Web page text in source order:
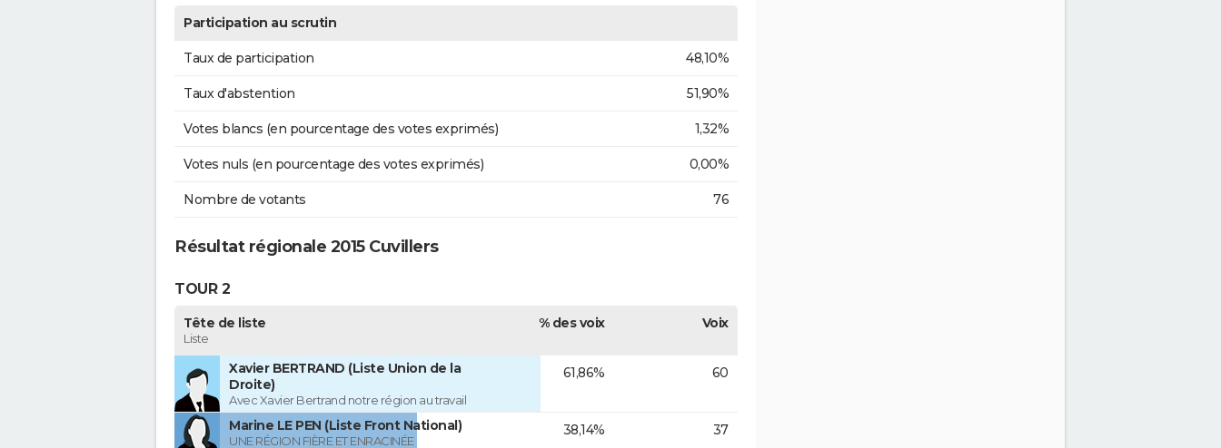
Participation au scrutin
Taux de participation 48,10%
Taux d'abstention 51,90%
Votes blancs (en pourcentage des votes exprimés) 1,32%
Votes nuls (en pourcentage des votes exprimés) 0,00%
Nombre de votants 76
Résultat régionale 2015 Cuvillers
TOUR 2
Tête de liste
Liste
% des voix Voix
Xavier BERTRAND (Liste Union de la
Droite)
Avec Xavier Bertrand notre région au travail
61,86% 60
Marine LE PEN (Liste Front National)
UNE RÉGION FIÈRE ET ENRACINÉE
38,14% 37